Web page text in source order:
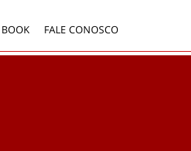
BOOK FALE CONOSCO